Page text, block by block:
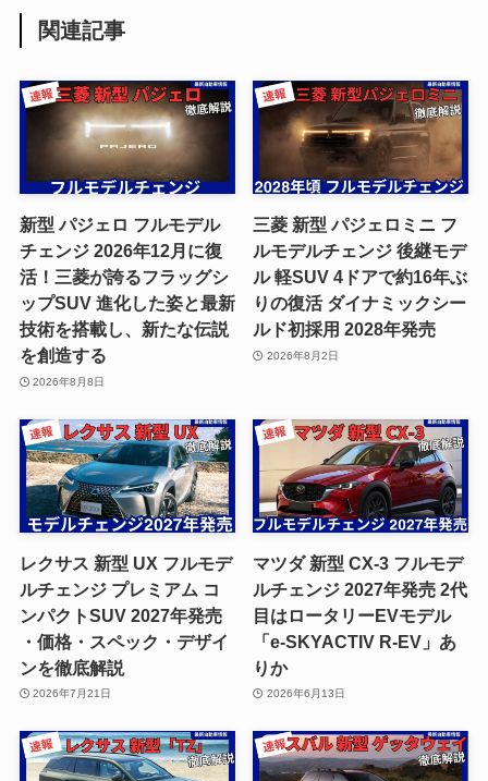
関連記事
新型 パジェロ フルモデル
チェンジ 2026年12月に復
活！三菱が誇るフラッグシ
ップSUV 進化した姿と最新
技術を搭載し、新たな伝説
を創造する
2026年8月8日
三菱 新型 パジェロミニ フ
ルモデルチェンジ 後継モデ
ル 軽SUV 4ドアで約16年ぶ
りの復活 ダイナミックシー
ルド初採用 2028年発売
2026年8月2日
レクサス 新型 UX フルモデ
ルチェンジ プレミアム コ
ンパクトSUV 2027年発売
・価格・スペック・デザイ
ンを徹底解説
2026年7月21日
マツダ 新型 CX-3 フルモデ
ルチェンジ 2027年発売 2代
目はロータリーEVモデル
「e-SKYACTIV R-EV」あ
りか
2026年6月13日